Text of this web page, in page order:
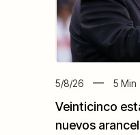
5/8/26 5 Min
Veinticinco
nuevos